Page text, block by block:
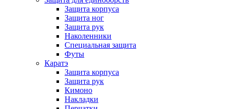
Защита корпуса
Защита ног
Защита рук
Наколенники
Специальная защита
Футы
Каратэ
Защита корпуса
Защита рук
Кимоно
Накладки